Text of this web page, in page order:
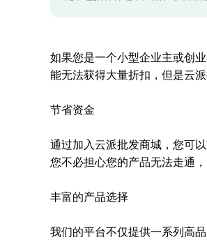
如果您是一个小型企业主或创
能无法获得大量折扣，但是云
节省资金
通过加入云派批发商城，您可
您不必担心您的产品无法走通
丰富的产品选择
我们的平台不仅提供一系列高